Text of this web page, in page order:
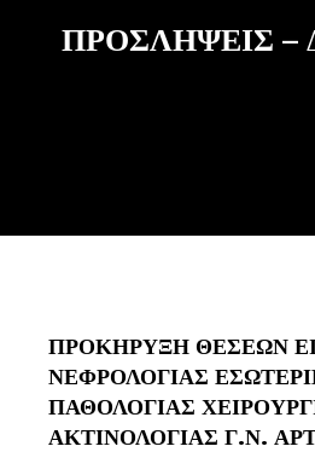
ΠΡΟΣΛΉΨΕΙΣ –
ΠΡΟΚΗΡΥΞΗ ΘΕΣΕΩΝ
ΝΕΦΡΟΛΟΓΙΑΣ
ΠΑΘΟΛΟΓΙΑΣ
ΑΚΤΙΝΟΛΟΓΙΑΣ Γ.Ν.